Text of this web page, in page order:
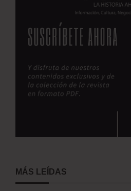
MÁS LEÍDAS